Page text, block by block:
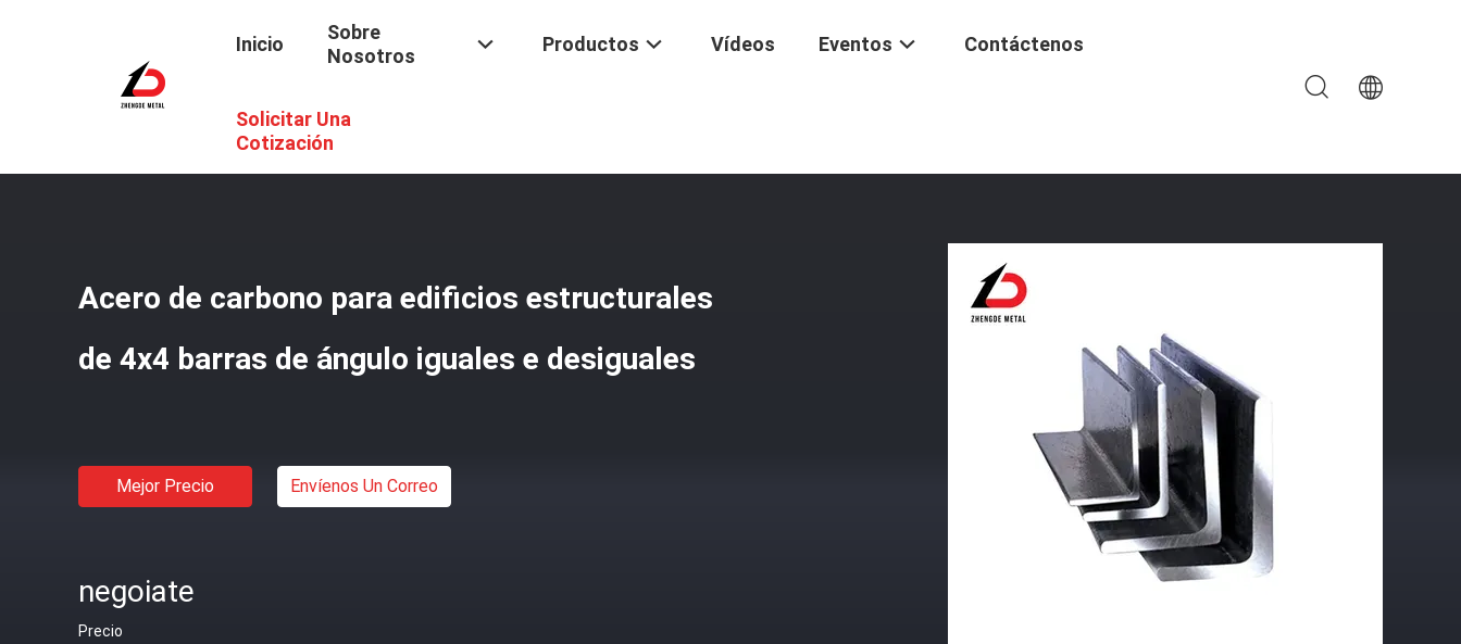
Inicio
Sobre
Nosotros
Productos Vídeos Eventos Contáctenos
Solicitar Una
Cotización
Barra De Ángulo De Acero De Carbono
Acero de carbono para edificios estructurales
de 4x4 barras de ángulo iguales e desiguales
Mejor Precio Envíenos Un Correo
negoiate
Precio